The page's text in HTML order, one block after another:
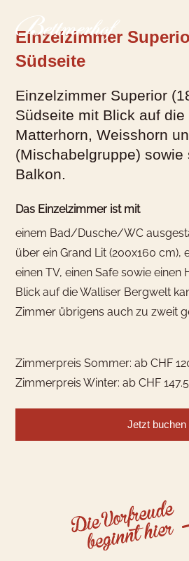
Einzelzimmer
Südseite
Einzelzimmer Superior
Südseite mit Blick auf die
Matterhorn, Weisshorn
(Mischabelgruppe) sowie
Balkon.
Das Einzelzimmer ist mit
einem Bad/Dusche/WC
über ein Grand Lit (200x160 cm),
einen TV, einen Safe sowie einen
Blick auf die Walliser Bergwelt
Zimmer übrigens auch zu zweit
Zimmerpreis Sommer: ab CHF
Zimmerpreis Winter: ab CHF
Jetzt buchen